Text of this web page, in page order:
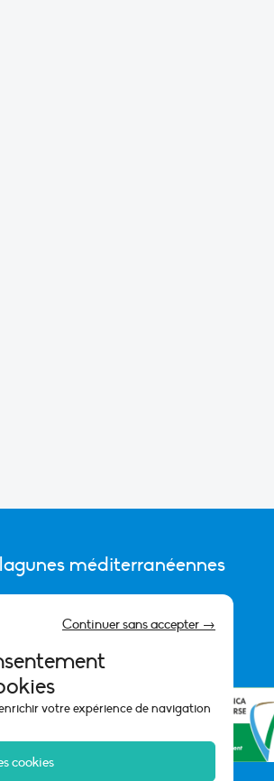
votre expérience de navigation
cookies
Continuer sans accepter →
méditerranéennes
DU PÔLE